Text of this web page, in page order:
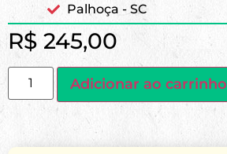
Palhoça - SC
R$ 245,00
Adicionar ao carrinho